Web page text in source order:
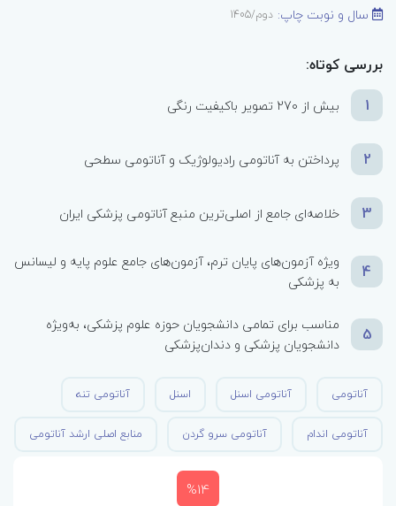
سال و نوبت چاپ: دوم/1405
بررسی کوتاه:
1
بیش از 270 تصویر باکیفیت رنگی
2 پرداختن به آناتومی رادیولوژیک و آناتومی سطحی
3 خلاصه‌‎ای جامع از اصلی‌ترین منبع آناتومی پزشکی ایران
4
ویژه‌ آزمون‌های پایان ترم‌، آزمون‌های جامع علوم پایه و لیسانس
به پزشکی
5
مناسب برای تمامی دانشجویان حوزه علوم پزشکی، به‌ویژه
دانشجویان پزشکی و دندان‌پزشکی
آناتومی آناتومی اسنل اسنل آناتومی تنه
آناتومی اندام آناتومی سرو گردن منابع اصلی ارشد آناتومی
%14